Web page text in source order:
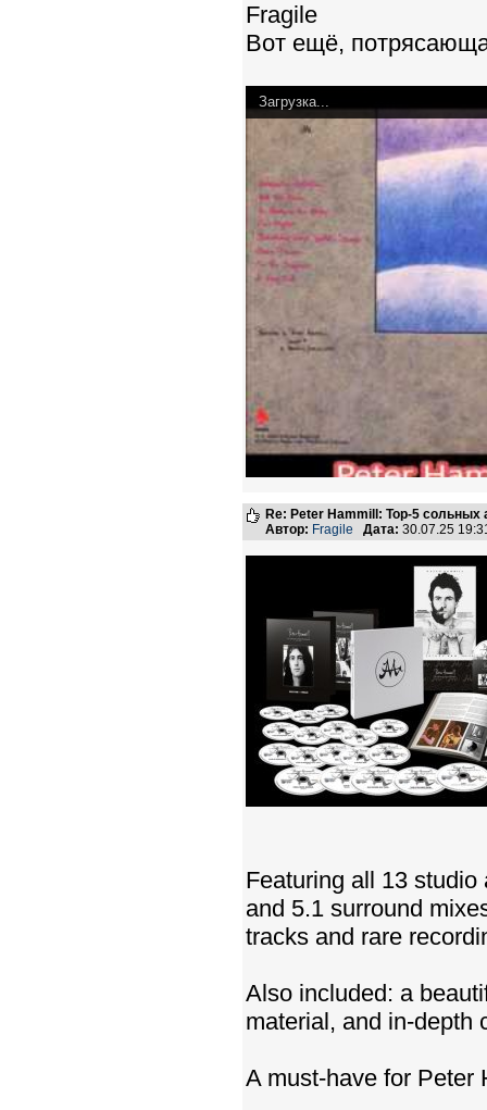
Fragile
Вот ещё,
Загрузка...
Re: Peter Hammill: Top-5 сольных
Автор: Fragile Дата: 30.07.25
Featuring all 13
and 5.1 surround
tracks and rare
Also included: a
material, and in-depth
A must-have for Peter